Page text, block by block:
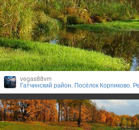
vegas88vm
Гатчинский район. Посёлок Корпиково.